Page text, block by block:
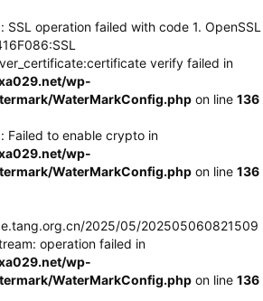
SSL operation failed with code 1. OpenSSL
verify failed in
wp-
WaterMarkConfig.php on line 136
Failed to enable crypto in
wp-
WaterMarkConfig.php on line 136
2025/05/202505060821509
operation failed in
wp-
WaterMarkConfig.php on line 136